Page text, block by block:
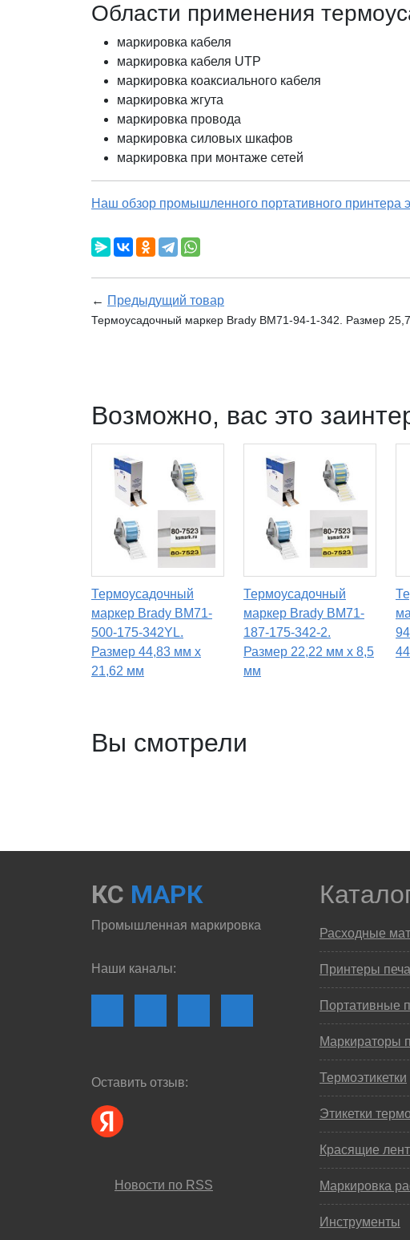
Области применения
маркировка кабеля
маркировка кабеля UTP
маркировка коаксиального кабеля
маркировка жгута
маркировка провода
маркировка силовых шкафов
маркировка при монтаже сетей
Наш обзор промышленного портативного принтера
← Предыдущий товар
Термоусадочный маркер Brady BM71-94-1-342. Размер
Возможно, вас это
Термоусадочный
маркер Brady BM71-
500-175-342YL.
Размер 44,83 мм х
21,62 мм
Термоусадочный
маркер Brady BM71-
187-175-342-2.
Размер 22,22 мм х 8,5
мм
Вы смотрели
КС МАРК
Промышленная маркировка
Наши каналы:
Оставить отзыв:
Новости по RSS
Расходные
Принтеры
Портативные
Маркираторы
Термоэтикетки
Этикетки
Красящие
Маркировка
Инструменты